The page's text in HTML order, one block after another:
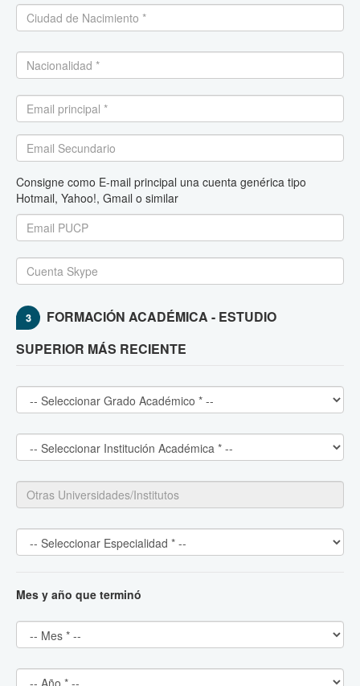
Consigne como E-mail principal una cuenta genérica tipo
Hotmail, Yahoo!, Gmail o similar
3
SUPERIOR MÁS RECIENTE
Mes y año que terminó